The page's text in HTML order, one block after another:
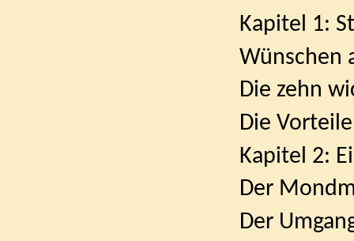
Kapitel 1:
Wünschen
Die zehn
Die
Kapitel 2:
Der
Der